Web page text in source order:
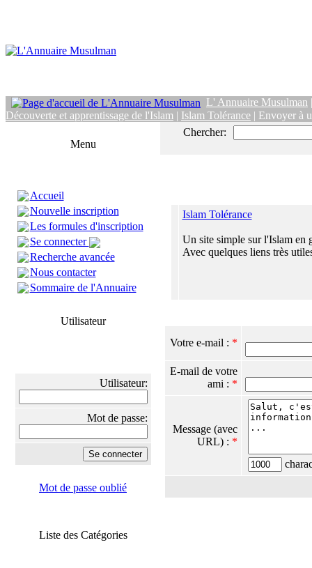
L' Annuaire Musulman
Découverte et apprentissage de l'Islam | Islam Tolérance | Envoyer à
Menu
Accueil
Nouvelle inscription
Les formules d'inscription
Se connecter
Recherche avancée
Nous contacter
Sommaire de l'Annuaire
Utilisateur
Utilisateur:
Mot de passe:
Mot de passe oublié
Liste des Catégories
Chercher:
Islam Tolérance
Un site simple sur l'Islam en
Avec quelques liens très
Votre e-mail : *
E-mail de votre
ami : *
Message (avec
URL) : *